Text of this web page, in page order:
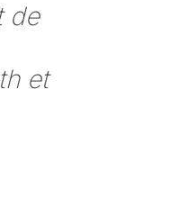
de
et